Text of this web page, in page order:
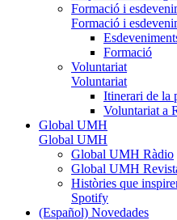
Formació i
Formació i
Formació
Voluntariat
Voluntariat
Itinerari de la
Voluntariat a
Global UMH
Global UMH
Global UMH Ràdio
Global UMH
Històries que
Spotify
(Español) Novedades